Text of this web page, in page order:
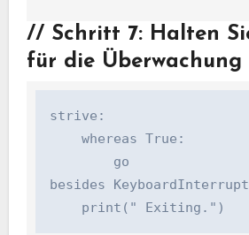
// Schritt 7: Halten
für die Überwachung
strive:
    whereas True:
        go
besides
    print(" Exiting.")